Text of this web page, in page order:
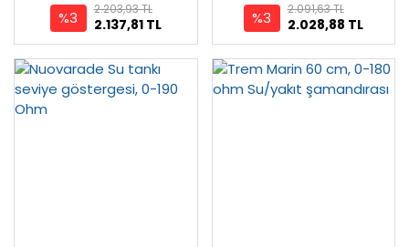
%3 2.137,81 TL
2.203,93 TL %3 2.028,88 TL
2.091,63 TL